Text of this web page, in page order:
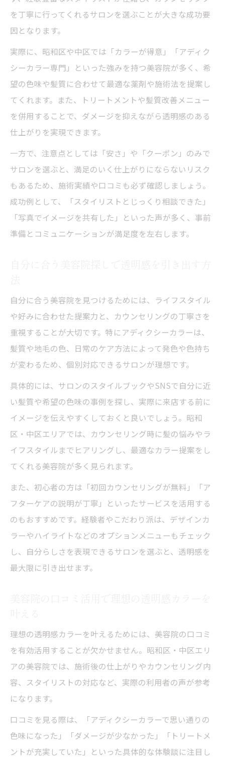
美容院おすすめのアディクシーカラー持続
対策
アディクシーカラー持続には美容院選びが
重要
を丁寧に行ってくれるサロンを選ぶことが大きな成功要
因となります。
実際に、昭和区や中区では「カラーが得意」「アディク
シーカラー専門」といった強みを持つ美容院が多く、希
望の色味や髪質に合わせて最適な薬剤や施術法を提案し
てくれます。また、トリートメントや髪質改善メニュー
を併用することで、ダメージを抑えながら透明感のある
仕上がりを実現できます。
一方で、注意点としては「安さ」や「クーポン」のみで
サロンを選ぶと、満足のいく仕上がりにならないリスク
もあるため、施術実績や口コミも必ず確認しましょう。
成功例として、「スタイリストとじっくり相談できた」
「写真でイメージを共有した」といった声が多く、事前
準備とコミュニケーションが満足度を左右します。
自分に合う美容院を見つけるためには、ライフスタイル
や好みに合わせた提案力と、カウンセリングの丁寧さを
重視することが大切です。特にアディクシーカラーは、
髪質や地毛の色、日常のケア方法によって発色や色持ち
が変わるため、個別対応できるサロンが理想です。
具体的には、サロンのスタイルブックやSNSで自分に近
い髪質や希望の色味の事例を探し、実際に来店する前に
イメージを伝えやすくしておくと良いでしょう。昭和
区・中区エリアでは、カウンセリング時に髪の悩みやラ
イフスタイルまでヒアリングし、最適なカラー提案をし
てくれる美容院が多く見られます。
また、初心者の方は「初回カウンセリングが無料」「ア
フターケアの説明が丁寧」といったサービスを活用する
のもおすすめです。経験者やこだわり派は、デザインカ
ラーやハイライトなどのオプションメニューもチェック
し、自分らしさを表現できるサロンを選ぶと、透明感を
最大限に引き出せます。
理想の透明感カラーを叶えるためには、美容院の口コミ
を有効活用することが欠かせません。昭和区・中区エリ
アの美容院では、施術後の仕上がりやカウンセリング内
容、スタイリストの対応など、実際の利用者の声が参考
になります。
口コミを見る際は、「アディクシーカラーで思い通りの
色味になった」「ダメージが少なかった」「トリートメ
ントが充実していた」といった具体的な体験談に注目し